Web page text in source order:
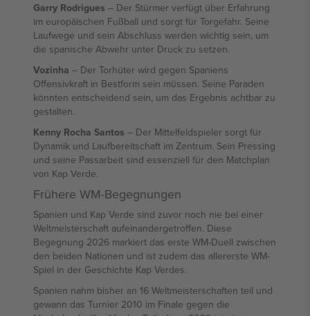
Garry Rodrigues – Der Stürmer verfügt über Erfahrung
im europäischen Fußball und sorgt für Torgefahr. Seine
Laufwege und sein Abschluss werden wichtig sein, um
die spanische Abwehr unter Druck zu setzen.
Vozinha – Der Torhüter wird gegen Spaniens
Offensivkraft in Bestform sein müssen. Seine Paraden
könnten entscheidend sein, um das Ergebnis achtbar zu
gestalten.
Kenny Rocha Santos – Der Mittelfeldspieler sorgt für
Dynamik und Laufbereitschaft im Zentrum. Sein Pressing
und seine Passarbeit sind essenziell für den Matchplan
von Kap Verde.
Frühere WM-Begegnungen
Spanien und Kap Verde sind zuvor noch nie bei einer
Weltmeisterschaft aufeinandergetroffen. Diese
Begegnung 2026 markiert das erste WM-Duell zwischen
den beiden Nationen und ist zudem das allererste WM-
Spiel in der Geschichte Kap Verdes.
Spanien nahm bisher an 16 Weltmeisterschaften teil und
gewann das Turnier 2010 im Finale gegen die